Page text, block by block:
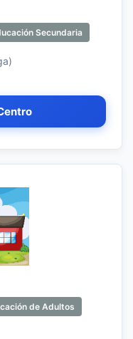
Secundaria
de Adultos